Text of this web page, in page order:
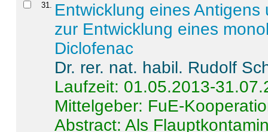
31. Entwicklung eines
zur Entwicklung eines
Diclofenac
Dr. rer. nat. habil. Rudolf
Laufzeit: 01.05.2013-
Mittelgeber: FuE-
Abstract:Als